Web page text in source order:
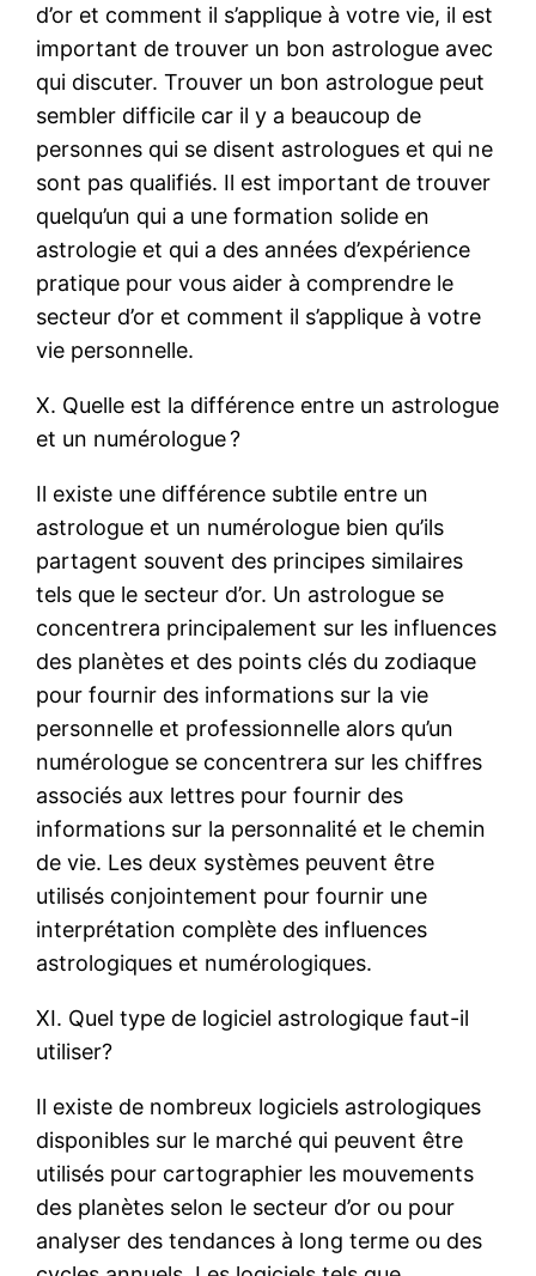
d’or et comment il s’applique à votre vie, il est
important de trouver un bon astrologue avec
qui discuter. Trouver un bon astrologue peut
sembler difficile car il y a beaucoup de
personnes qui se disent astrologues et qui ne
sont pas qualifiés. Il est important de trouver
quelqu’un qui a une formation solide en
astrologie et qui a des années d’expérience
pratique pour vous aider à comprendre le
secteur d’or et comment il s’applique à votre
vie personnelle.
X. Quelle est la différence entre un astrologue
et un numérologue ?
Il existe une différence subtile entre un
astrologue et un numérologue bien qu’ils
partagent souvent des principes similaires
tels que le secteur d’or. Un astrologue se
concentrera principalement sur les influences
des planètes et des points clés du zodiaque
pour fournir des informations sur la vie
personnelle et professionnelle alors qu’un
numérologue se concentrera sur les chiffres
associés aux lettres pour fournir des
informations sur la personnalité et le chemin
de vie. Les deux systèmes peuvent être
utilisés conjointement pour fournir une
interprétation complète des influences
astrologiques et numérologiques.
XI. Quel type de logiciel astrologique faut-il
utiliser?
Il existe de nombreux logiciels astrologiques
disponibles sur le marché qui peuvent être
utilisés pour cartographier les mouvements
des planètes selon le secteur d’or ou pour
analyser des tendances à long terme ou des